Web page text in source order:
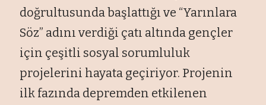
doğrultusunda başlattığı ve “Yarınlara
Söz” adını verdiği çatı altında gençler
için çeşitli sosyal sorumluluk
projelerini hayata geçiriyor. Projenin
ilk fazında depremden etkilenen